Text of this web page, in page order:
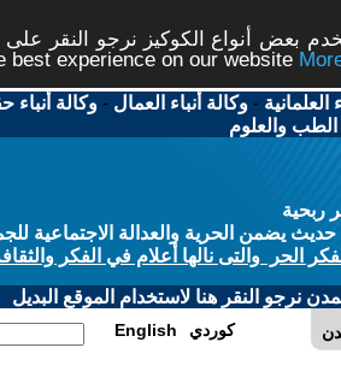
بعض أنواع الكوكيز نرجو النقر
best experience on our website
العلمانية -وكالة أنباء العمال -وكالة أنباء
الطب والعلوم
ربحية
يضمن الحرية والعدالة الاجتماعية
الحر والتى نالها أعلام في الفكر
نرجو النقر هنا لاستخدام الموقع البديل
English كوردي